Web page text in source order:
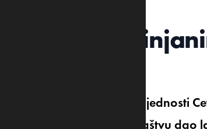
Uhapšen
Službenici Odjeljenja bezbjednosti
prilikom saslušanja u tužilaštvu